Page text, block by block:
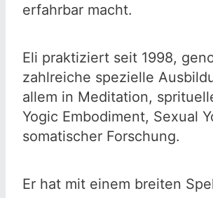
erfahrbar macht.
Eli praktiziert seit 1998,
zahlreiche spezielle
allem in Meditation,
Yogic Embodiment, Sexual
somatischer Forschung.
Er hat mit einem breiten